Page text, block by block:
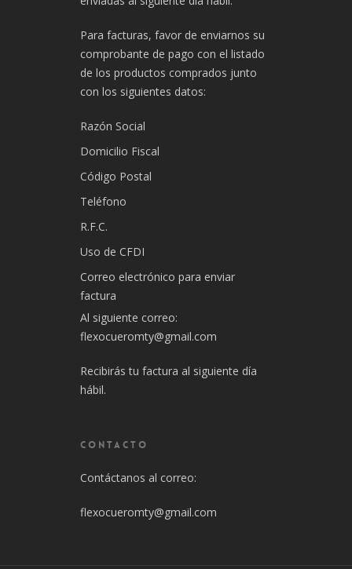
Para facturas, favor de enviarnos su
comprobante de pago con el listado
de los productos comprados junto
con los siguientes datos:
Razón Social
Domicilio Fiscal
Código Postal
Teléfono
R.F.C.
Uso de CFDI
Correo electrónico para enviar
factura
Al siguiente correo:
flexocueromty@gmail.com
Recibirás tu factura al siguiente día
hábil.
CONTACTO
Contáctanos al correo:
flexocueromty@gmail.com